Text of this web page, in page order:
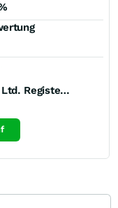
Chengdu Haoneng Technology Ltd. Registered (A)